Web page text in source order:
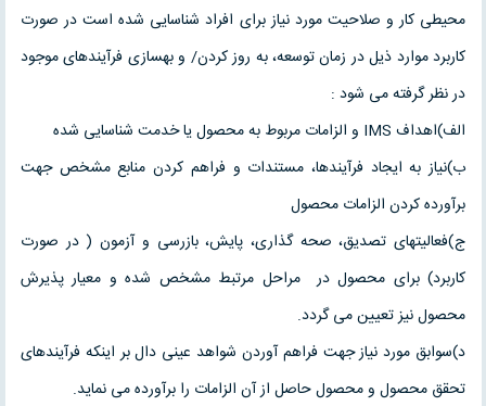
محیطی کار و صلاحیت مورد نیاز برای افراد شناسایی شده است در صورت
کاربرد موارد ذیل در زمان توسعه، به روز کردن/ و بهسازی فرآیندهای موجود
در نظر گرفته می شود :
الف)اهداف IMS و الزامات مربوط به محصول یا خدمت شناسایی شده
ب)نیاز به ایجاد فرآیندها، مستندات و فراهم کردن منابع مشخص جهت
برآورده کردن الزامات محصول
ج)فعالیتهای تصدیق، صحه گذاری، پایش، بازرسی و آزمون ( در صورت
کاربرد) برای محصول در مراحل مرتبط مشخص شده و معیار پذیرش
محصول نیز تعیین می گردد.
د)سوابق مورد نیاز جهت فراهم آوردن شواهد عینی دال بر اینکه فرآیندهای
تحقق محصول و محصول حاصل از آن الزامات را برآورده می نماید.